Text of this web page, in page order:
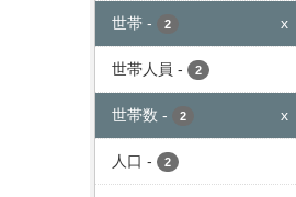
世帯 - 2 x
世帯人員 - 2
世帯数 - 2 x
人口 - 2